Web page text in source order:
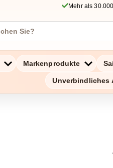
Mehr als
Markenprodukte
Unverbindliches